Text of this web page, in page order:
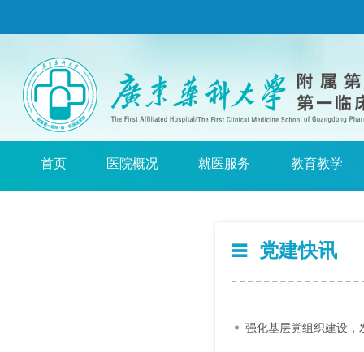
首页 医院概况 就医服务 教育教学
党建快讯
强化基层党组织建设，